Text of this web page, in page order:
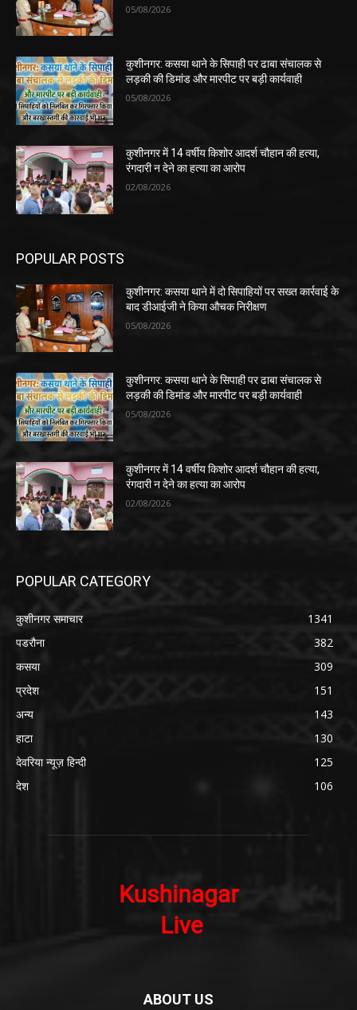
05/08/2026
कुशीनगर: कसया थाने के सिपाही पर ढाबा संचालक से
लड़की की डिमांड और मारपीट पर बड़ी कार्यवाही
05/08/2026
कुशीनगर में 14 वर्षीय किशोर आदर्श चौहान की हत्या,
रंगदारी न देने का हत्या का आरोप
02/08/2026
POPULAR POSTS
कुशीनगर: कसया थाने में दो सिपाहियों पर सख्त कार्रवाई के
बाद डीआईजी ने किया औचक निरीक्षण
05/08/2026
कुशीनगर: कसया थाने के सिपाही पर ढाबा संचालक से
लड़की की डिमांड और मारपीट पर बड़ी कार्यवाही
05/08/2026
कुशीनगर में 14 वर्षीय किशोर आदर्श चौहान की हत्या,
रंगदारी न देने का हत्या का आरोप
02/08/2026
POPULAR CATEGORY
कुशीनगर समाचार
1341
पडरौना
382
कसया
309
प्रदेश
151
अन्य
143
हाटा
130
देवरिया न्यूज़ हिन्दी
125
देश
106
ABOUT US